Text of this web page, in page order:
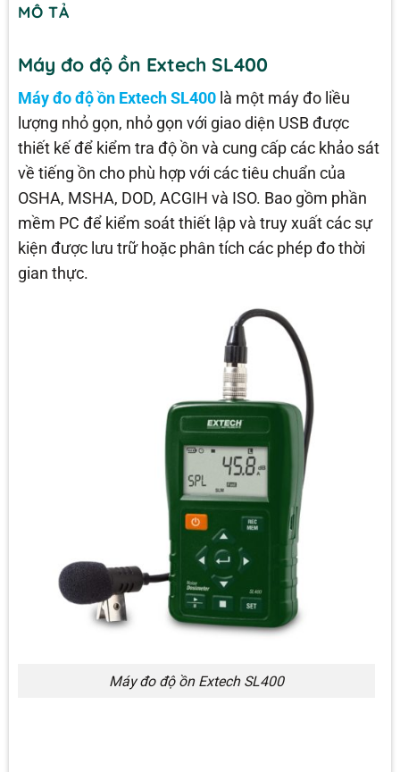
MÔ TẢ
Máy đo độ ồn Extech SL400
Máy đo độ ồn Extech SL400 là một máy đo liều
lượng nhỏ gọn, nhỏ gọn với giao diện USB được
thiết kế để kiểm tra độ ồn và cung cấp các khảo sát
về tiếng ồn cho phù hợp với các tiêu chuẩn của
OSHA, MSHA, DOD, ACGIH và ISO. Bao gồm phần
mềm PC để kiểm soát thiết lập và truy xuất các sự
kiện được lưu trữ hoặc phân tích các phép đo thời
gian thực.
Máy đo độ ồn Extech SL400